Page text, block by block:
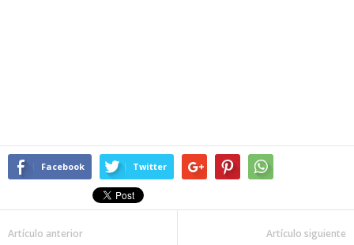
Facebook Twitter
Artículo anterior Artículo siguiente